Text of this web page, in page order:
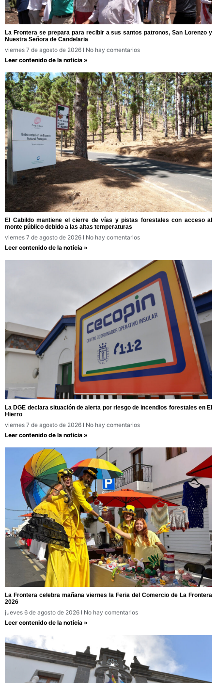
La Frontera se prepara para recibir a sus santos patronos, San Lorenzo y
Nuestra Señora de Candelaria
viernes 7 de agosto de 2026
No hay comentarios
Leer contenido de la noticia »
El Cabildo mantiene el cierre de vías y pistas forestales con acceso al
monte público debido a las altas temperaturas
viernes 7 de agosto de 2026
No hay comentarios
Leer contenido de la noticia »
La DGE declara situación de alerta por riesgo de incendios forestales en El
Hierro
viernes 7 de agosto de 2026
No hay comentarios
Leer contenido de la noticia »
La Frontera celebra mañana viernes la Feria del Comercio de La Frontera
2026
jueves 6 de agosto de 2026
No hay comentarios
Leer contenido de la noticia »